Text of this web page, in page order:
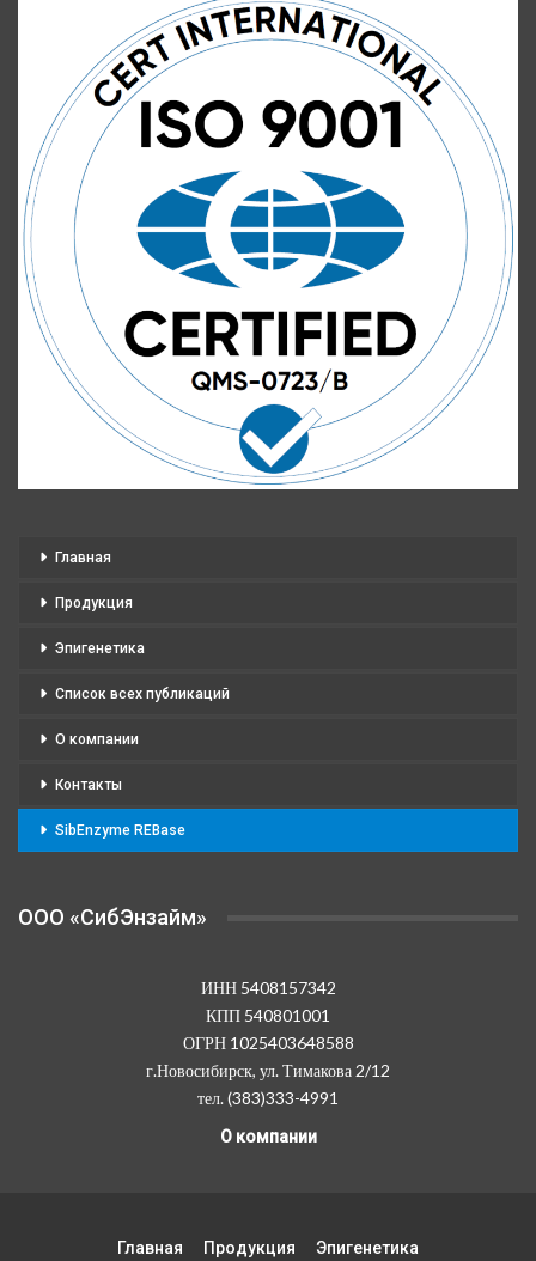
Главная
Продукция
Эпигенетика
Список всех публикаций
О компании
Контакты
SibEnzyme REBase
OOO «СибЭнзайм»
ИНН 5408157342
КПП 540801001
ОГРН 1025403648588
г.Новосибирск, ул. Тимакова 2/12
тел. (383)333-4991
О компании
Главная Продукция Эпигенетика